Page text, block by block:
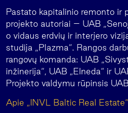
Pastato kapitalinio remonto ir
projekto autoriai – UAB
o vidaus erdvių ir interjero
studija „Plazma“. Rangos
rangovų komanda: UAB
inžinerija“, UAB „Elneda“ ir
Projekto valdymu rūpinsis
Apie „INVL Baltic Real Estate“